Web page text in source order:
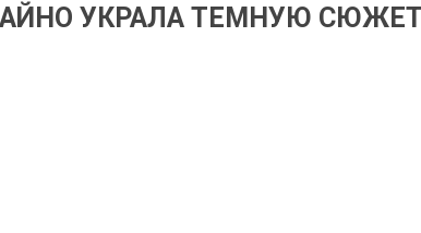
УКРАЛА ТЕМНУЮ